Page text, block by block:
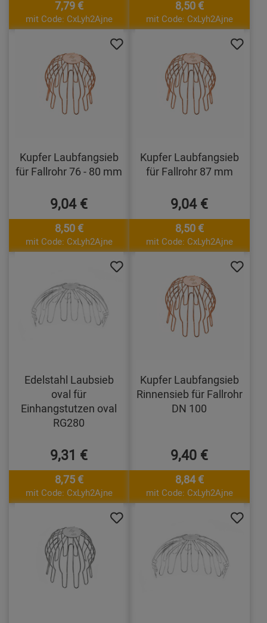
7,79 €
mit Code: CxLyh2Ajne
8,50 €
mit Code: CxLyh2Ajne
Kupfer Laubfangsieb
für Fallrohr 76 - 80 mm
9,04 €
8,50 €
mit Code: CxLyh2Ajne
Kupfer Laubfangsieb
für Fallrohr 87 mm
9,04 €
8,50 €
mit Code: CxLyh2Ajne
Edelstahl Laubsieb
oval für
Einhangstutzen oval
RG280
9,31 €
8,75 €
mit Code: CxLyh2Ajne
Kupfer Laubfangsieb
Rinnensieb für Fallrohr
DN 100
9,40 €
8,84 €
mit Code: CxLyh2Ajne